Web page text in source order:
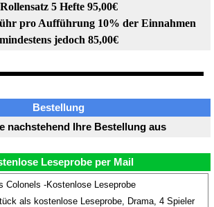
Rollensatz 5 Hefte 95,00€
pro Aufführung 10% der Einnahmen
mindestens jedoch 85,00€
Bestellung
nachstehend Ihre Bestellung aus
Leseprobe per Mail
Colonels -Kostenlose Leseprobe
als kostenlose Leseprobe, Drama, 4 Spieler